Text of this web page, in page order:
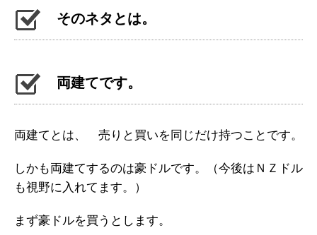
そのネタとは。
両建てです。
両建てとは、 売りと買いを同じだけ持つことです。
しかも両建てするのは豪ドルです。（今後はＮＺドル
も視野に入れてます。）
まず豪ドルを買うとします。